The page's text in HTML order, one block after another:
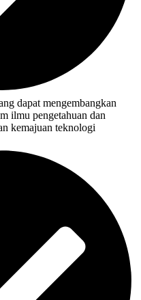
dapat mengembangkan
ilmu pengetahuan dan
kemajuan teknologi